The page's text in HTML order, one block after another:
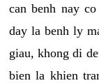
can benh nay
day la benh ly
giau, khong di
bien la khien